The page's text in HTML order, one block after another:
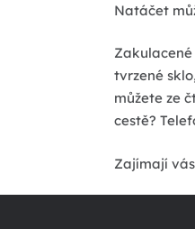
Natáčet
tvrzené
můžete ze
cestě?
Zajímají